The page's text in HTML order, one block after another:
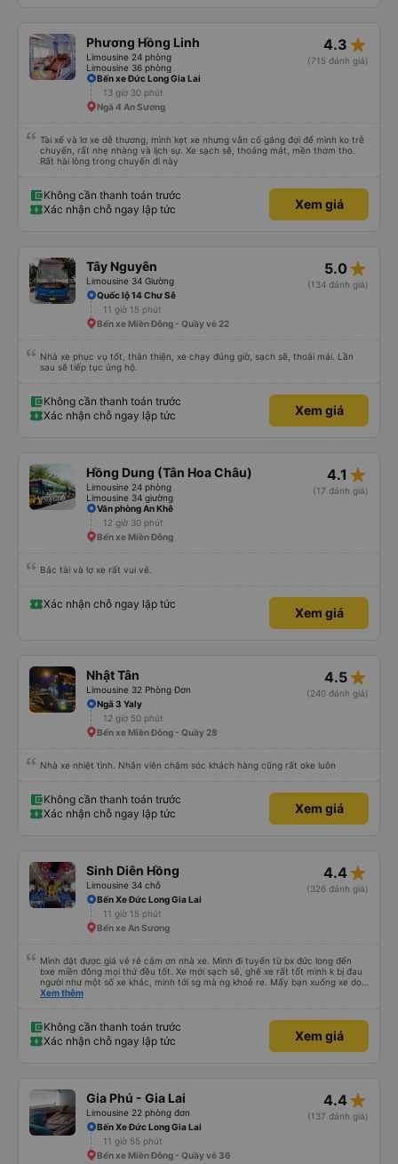
Phương Hồng Linh
Limousine 24 phòng
Limousine 36 phòng
4.3 star_rate
(715 đánh giá)
Bến xe Đức Long Gia Lai
13 giờ 30 phút
Ngã 4 An Sương
Tài xế và lơ xe dễ thương, mình kẹt xe nhưng vẫn cố gắng đợi để mình ko trễ
chuyến, rất nhẹ nhàng và lịch sự. Xe sạch sẽ, thoáng mát, mền thơm tho.
Rất hài lòng trong chuyến đi này
Không cần thanh toán trước
Xác nhận chỗ ngay lập tức
Xem giá
Tây Nguyên
Limousine 34 Giường
5.0 star_rate
(134 đánh giá)
Quốc lộ 14 Chư Sê
11 giờ 15 phút
Bến xe Miền Đông - Quầy vé 22
Nhà xe phục vụ tốt, thân thiện, xe chạy đúng giờ, sạch sẽ, thoải mái. Lần
sau sẽ tiếp tục ủng hộ.
Không cần thanh toán trước
Xác nhận chỗ ngay lập tức
Xem giá
Hồng Dung (Tân Hoa Châu)
Limousine 24 phòng
Limousine 34 giường
4.1 star_rate
(17 đánh giá)
Văn phòng An Khê
12 giờ 30 phút
Bến xe Miền Đông
Bác tài và lơ xe rất vui vẻ.
Xác nhận chỗ ngay lập tức
Xem giá
Nhật Tân
Limousine 32 Phòng Đơn
4.5 star_rate
(240 đánh giá)
Ngã 3 Yaly
12 giờ 50 phút
Bến xe Miền Đông - Quầy 28
Nhà xe nhiệt tình. Nhân viên chăm sóc khách hàng cũng rất oke luôn
Không cần thanh toán trước
Xác nhận chỗ ngay lập tức
Xem giá
Sinh Diên Hồng
Limousine 34 chỗ
4.4 star_rate
(326 đánh giá)
Bến Xe Đức Long Gia Lai
11 giờ 15 phút
Bến xe An Sương
Mình đặt được giá vé rẻ cảm ơn nhà xe. Mình đi tuyến từ bx đức long đến
bxe miền đông mọi thứ đều tốt. Xe mới sạch sẽ, ghế xe rất tốt mình k bị đau
người như một số xe khác, minh tới sg mà ng khoẻ re. Mấy bạn xuống xe dọc
đg để ý xíu là ổn.
Xem thêm
Không cần thanh toán trước
Xác nhận chỗ ngay lập tức
Xem giá
Gia Phú - Gia Lai
Limousine 22 phòng đơn
4.4 star_rate
(137 đánh giá)
Bến Xe Đức Long Gia Lai
11 giờ 55 phút
Bến xe Miền Đông - Quầy vé 36